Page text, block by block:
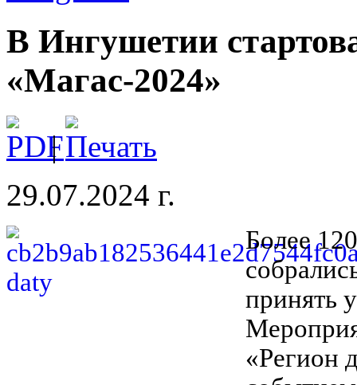
В Ингушетии
«Магас-2024»
|
29.07.2024 г.
Более
принять
«Регион